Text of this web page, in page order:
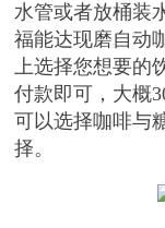
水管或者放桶装
福能达现磨自动
上选择您想要的
付款即可，大概
可以选择咖啡与
择。